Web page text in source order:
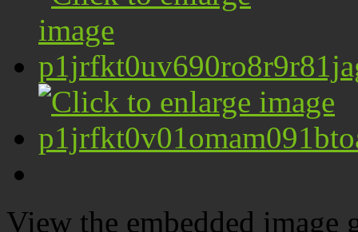
View the embedded image